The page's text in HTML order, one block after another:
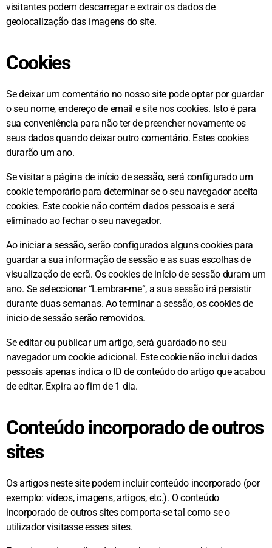
visitantes podem descarregar e extrair os dados de
geolocalização das imagens do site.
Cookies
Se deixar um comentário no nosso site pode optar por guardar
o seu nome, endereço de email e site nos cookies. Isto é para
sua conveniência para não ter de preencher novamente os
seus dados quando deixar outro comentário. Estes cookies
durarão um ano.
Se visitar a página de início de sessão, será configurado um
cookie temporário para determinar se o seu navegador aceita
cookies. Este cookie não contém dados pessoais e será
eliminado ao fechar o seu navegador.
Ao iniciar a sessão, serão configurados alguns cookies para
guardar a sua informação de sessão e as suas escolhas de
visualização de ecrã. Os cookies de início de sessão duram um
ano. Se seleccionar “Lembrar-me”, a sua sessão irá persistir
durante duas semanas. Ao terminar a sessão, os cookies de
inicio de sessão serão removidos.
Se editar ou publicar um artigo, será guardado no seu
navegador um cookie adicional. Este cookie não inclui dados
pessoais apenas indica o ID de conteúdo do artigo que acabou
de editar. Expira ao fim de 1 dia.
Conteúdo incorporado de outros
sites
Os artigos neste site podem incluir conteúdo incorporado (por
exemplo: vídeos, imagens, artigos, etc.). O conteúdo
incorporado de outros sites comporta-se tal como se o
utilizador visitasse esses sites.